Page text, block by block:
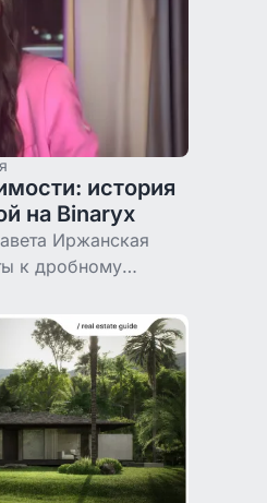
история
на Binaryx
Иржанская
к дробному
и ежедневные